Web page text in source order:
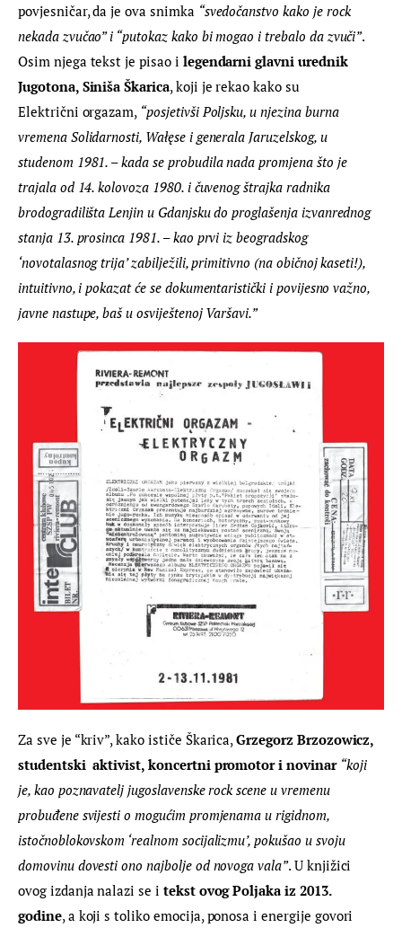
povjesničar, da je ova snimka “svedočanstvo kako je rock
nekada zvučao” i “putokaz kako bi mogao i trebalo da zvuči”.
Osim njega tekst je pisao i legendarni glavni urednik
Jugotona, Siniša Škarica, koji je rekao kako su
Električni orgazam, “posjetivši Poljsku, u njezina burna
vremena Solidarnosti, Wałęse i generala Jaruzelskog, u
studenom 1981. – kada se probudila nada promjena što je
trajala od 14. kolovoza 1980. i čuvenog štrajka radnika
brodogradilišta Lenjin u Gdanjsku do proglašenja izvanrednog
stanja 13. prosinca 1981. – kao prvi iz beogradskog
‘novotalasnog trija’ zabilježili, primitivno (na običnoj kaseti!),
intuitivno, i pokazat će se dokumentaristički i povijesno važno,
javne nastupe, baš u osviještenoj Varšavi.”
Za sve je “kriv”, kako ističe Škarica, Grzegorz Brzozowicz,
studentski  aktivist, koncertni promotor i novinar “koji
je, kao poznavatelj jugoslavenske rock scene u vremenu
probuđene svijesti o mogućim promjenama u rigidnom,
istočnoblokovskom ‘realnom socijalizmu’, pokušao u svoju
domovinu dovesti ono najbolje od novoga vala”. U knjižici
ovog izdanja nalazi se i tekst ovog Poljaka iz 2013.
godine, a koji s toliko emocija, ponosa i energije govori